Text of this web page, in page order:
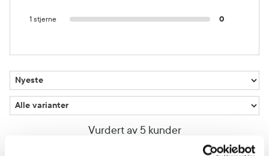
1 stjerne 0
Vurdert av 5 kunder